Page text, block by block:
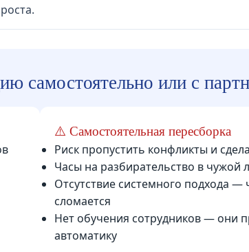
самостоятельно или с
⚠️ Самостоятельная пересборка
Риск пропустить конфликты и
Часы на разбирательство в чужой
Отсутствие системного подхода —
сломается
Нет обучения сотрудников — они
автоматику